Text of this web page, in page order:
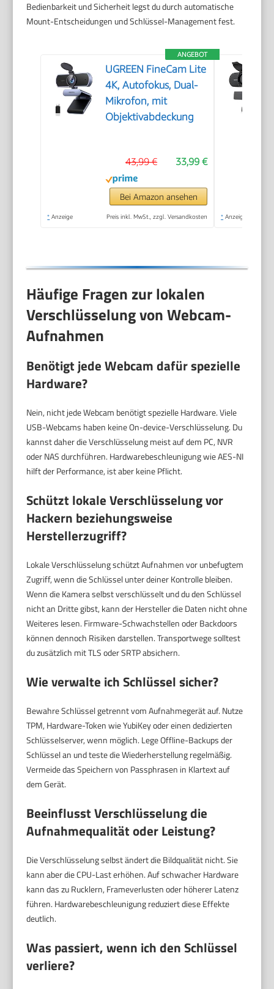
Bedienbarkeit und Sicherheit legst du durch automatische
Mount-Entscheidungen und Schlüssel-Management fest.
ANGEBOT
UGREEN FineCam Lite
4K, Autofokus, Dual-
Mikrofon, mit
Objektivabdeckung
33,99 €
43,99 €
Bei Amazon ansehen
* Anzeige Preis inkl. MwSt., zzgl. Versandkosten * Anzeige
Häufige Fragen zur lokalen
Verschlüsselung von Webcam-
Aufnahmen
Benötigt jede Webcam dafür spezielle
Hardware?
Nein, nicht jede Webcam benötigt spezielle Hardware. Viele
USB-Webcams haben keine On-device-Verschlüsselung. Du
kannst daher die Verschlüsselung meist auf dem PC, NVR
oder NAS durchführen. Hardwarebeschleunigung wie AES-NI
hilft der Performance, ist aber keine Pflicht.
Schützt lokale Verschlüsselung vor
Hackern beziehungsweise
Herstellerzugriff?
Lokale Verschlüsselung schützt Aufnahmen vor unbefugtem
Zugriff, wenn die Schlüssel unter deiner Kontrolle bleiben.
Wenn die Kamera selbst verschlüsselt und du den Schlüssel
nicht an Dritte gibst, kann der Hersteller die Daten nicht ohne
Weiteres lesen. Firmware-Schwachstellen oder Backdoors
können dennoch Risiken darstellen. Transportwege solltest
du zusätzlich mit TLS oder SRTP absichern.
Wie verwalte ich Schlüssel sicher?
Bewahre Schlüssel getrennt vom Aufnahmegerät auf. Nutze
TPM, Hardware-Token wie YubiKey oder einen dedizierten
Schlüsselserver, wenn möglich. Lege Offline-Backups der
Schlüssel an und teste die Wiederherstellung regelmäßig.
Vermeide das Speichern von Passphrasen in Klartext auf
dem Gerät.
Beeinflusst Verschlüsselung die
Aufnahmequalität oder Leistung?
Die Verschlüsselung selbst ändert die Bildqualität nicht. Sie
kann aber die CPU-Last erhöhen. Auf schwacher Hardware
kann das zu Rucklern, Frameverlusten oder höherer Latenz
führen. Hardwarebeschleunigung reduziert diese Effekte
deutlich.
Was passiert, wenn ich den Schlüssel
verliere?